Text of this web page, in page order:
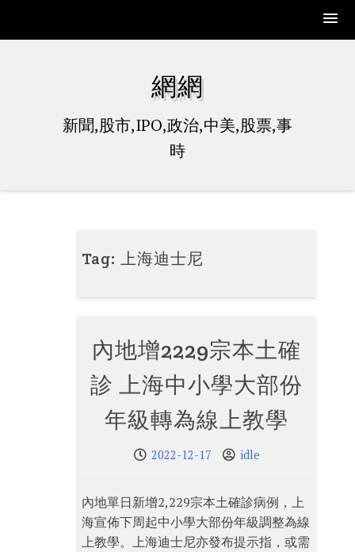
網網
新聞,股市,IPO,政治,中美,股票,事
時
Tag:上海迪士尼
內地增2229宗本土確
診 上海中小學大部份
年級轉為線上教學
2022-12-17 idle
內地單日新增2,229宗本土確診病例，上
海宣佈下周起中小學大部份年級調整為線
上教學。上海迪士尼亦發布提示指，或需